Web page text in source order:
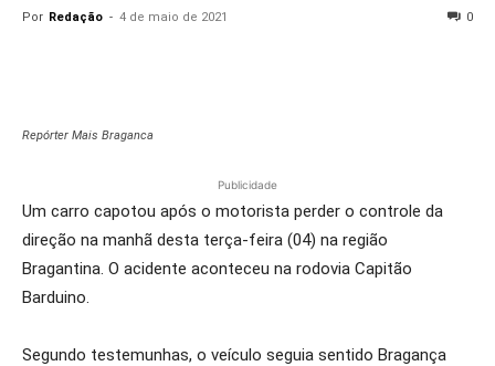
Por Redação - 4 de maio de 2021 0
Repórter Mais Braganca
Publicidade
Um carro capotou após o motorista perder o controle da
direção na manhã desta terça-feira (04) na região
Bragantina. O acidente aconteceu na rodovia Capitão
Barduino.
Segundo testemunhas, o veículo seguia sentido Bragança